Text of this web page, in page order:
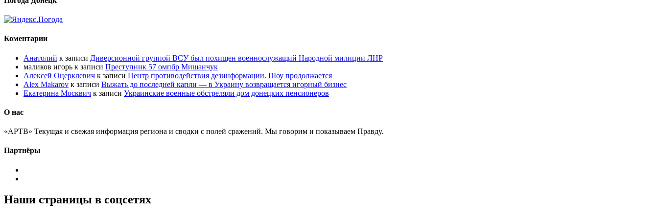
Коментарии
Анатолий к записи Диверсионной группой ВСУ был похищен военнослужащий Народной милиции ЛНР
маликов игорь к записи Преступник 57 омпбр Мишанчук
Алексей Оцерклевич к записи Центр противодействия дезинформации. Шоу продолжается
Alex Makarov к записи Выжать до последней капли — в Украину возвращается игорный бизнес
Екатерина Москвич к записи Украинские военные обстреляли дом донецких пенсионеров
О нас
«АРТВ» Текущая и свежая информация региона и сводки с полей сражений. Мы говорим и показываем Правду.
Партнёры
Наши страницы в соцсетях